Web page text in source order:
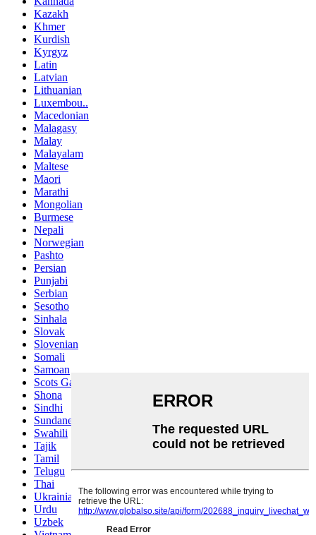
Kazakh
Khmer
Kurdish
Kyrgyz
Latin
Latvian
Lithuanian
Luxembou..
Macedonian
Malagasy
Malay
Malayalam
Maltese
Maori
Marathi
Mongolian
Burmese
Nepali
Norwegian
Pashto
Persian
Punjabi
Serbian
Sesotho
Sinhala
Slovak
Slovenian
Somali
Samoan
Scots Gaelic
Shona
Sindhi
Sundanese
Swahili
Tajik
Tamil
Telugu
Thai
Ukrainian
Urdu
Uzbek